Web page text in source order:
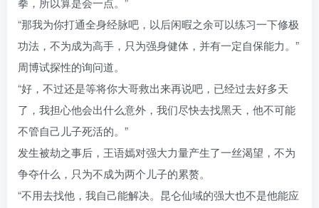
“那我为你打通全身经脉吧，以后闲暇之余可以练习一下修极
功法，不为成为高手，只为强身健体，并有一定自保能力。”
周博试探性的询问道。
“好，不过还是等将你大哥救出来再说吧，已经过去好多天
了，我担心他会出什么意外，我们尽快去找黑天，他不可能
不管自己儿子死活的。”
发生被劫之事后，王语嫣对强大力量产生了一丝渴望，不为
争夺什么，只为不成为两个儿子的累赘。
“不用去找他，我自己能解决。昆仑仙域的强大也不是他能应